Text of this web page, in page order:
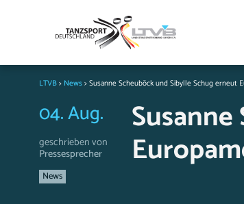
LTVB> News>Susanne Scheuböck und Sibylle Schug erneut
04. Aug.
geschrieben von
Pressesprecher
News